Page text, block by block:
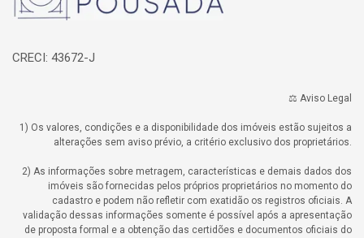
CRECI: 43672-J
⚖️ Aviso Legal
1) Os valores, condições e a disponibilidade dos imóveis estão sujeitos a
alterações sem aviso prévio, a critério exclusivo dos proprietários.
2) As informações sobre metragem, características e demais dados dos
imóveis são fornecidas pelos próprios proprietários no momento do
cadastro e podem não refletir com exatidão os registros oficiais. A
validação dessas informações somente é possível após a apresentação
de proposta formal e a obtenção das certidões e documentos oficiais do